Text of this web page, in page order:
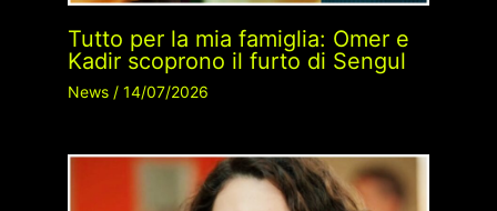
Tutto per la mia famiglia: Omer e
Kadir scoprono il furto di Sengul
News/ 14/07/2026